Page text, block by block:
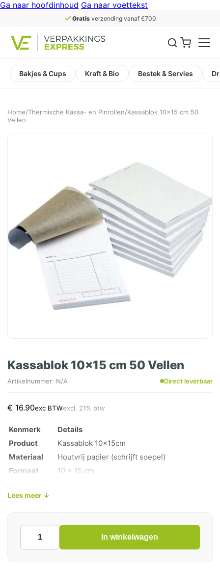
Ga naar hoofdinhoud Ga naar voettekst
Gratisverzending vanaf €700
Bakjes & Cups Kraft & Bio Bestek & Servies
Home/Thermische Kassa- en Pinrollen/Kassablok 10×15 cm 50
Vellen
Kassablok 10x15 cm 50 Vellen
Artikelnummer: N/A Direct leverbaar
€ 16.90exc BTWexcl. 21% btw
Kenmerk
Details
Product
Kassablok 10x15cm
Materiaal
Houtvrij papier (schrijft soepel)
Formaat
10 x 15 cm
Aantal vellen
Bedrukking
Voorzien van handige lijnen en koptekst
Lees meer ↓
Kassablok
10x15
In winkelwagen